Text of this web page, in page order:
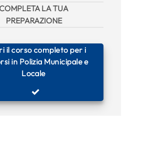
COMPLETA LA TUA
PREPARAZIONE
il corso completo per i
in Polizia Municipale e
Locale